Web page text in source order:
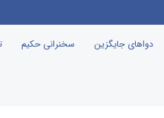
دواهای جایگزین سخنرانی حکیم